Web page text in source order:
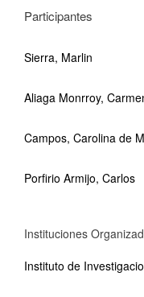
Participantes
Sierra, Marlin
Aliaga Monrroy,
Campos, Carolina de
Porfirio Armijo, Carlos
Instituciones
Instituto de